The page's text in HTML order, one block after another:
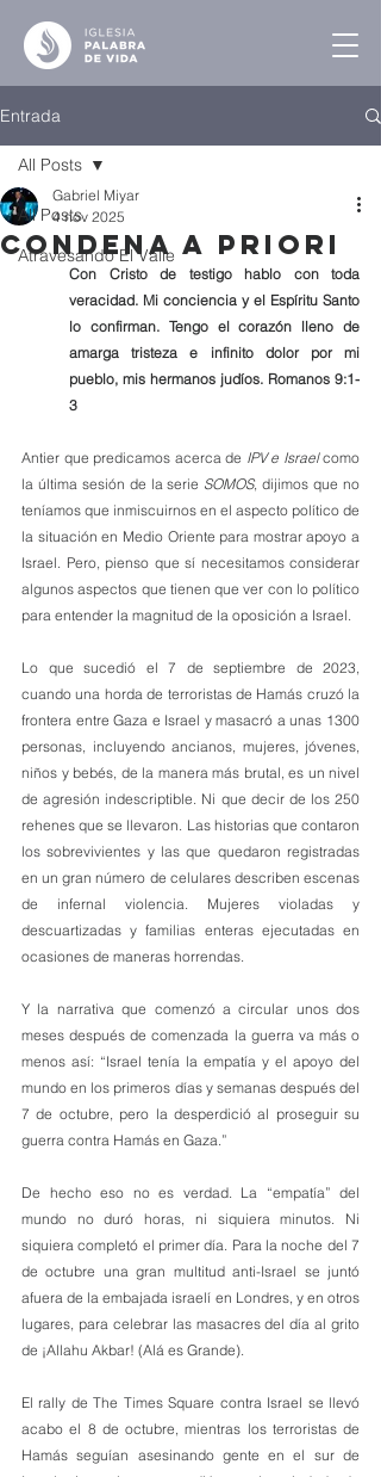
Entrada
All Posts
Atravesando El Valle
All Posts
Condena A Priori
Gabriel Miyar
4 nov 2025
Con Cristo de testigo hablo con toda
veracidad. Mi conciencia y el Espíritu Santo
lo confirman. Tengo el corazón lleno de
amarga tristeza e infinito dolor por mi
pueblo, mis hermanos judíos. Romanos 9:1-
3
Antier que predicamos acerca de IPV e Israel como
la última sesión de la serie SOMOS, dijimos que no
teníamos que inmiscuirnos en el aspecto político de
la situación en Medio Oriente para mostrar apoyo a
Israel. Pero, pienso que sí necesitamos considerar
algunos aspectos que tienen que ver con lo político
para entender la magnitud de la oposición a Israel.
Lo que sucedió el 7 de septiembre de 2023,
cuando una horda de terroristas de Hamás cruzó la
frontera entre Gaza e Israel y masacró a unas 1300
personas, incluyendo ancianos, mujeres, jóvenes,
niños y bebés, de la manera más brutal, es un nivel
de agresión indescriptible. Ni que decir de los 250
rehenes que se llevaron. Las historias que contaron
los sobrevivientes y las que quedaron registradas
en un gran número de celulares describen escenas
de infernal violencia. Mujeres violadas y
descuartizadas y familias enteras ejecutadas en
ocasiones de maneras horrendas.
Y la narrativa que comenzó a circular unos dos
meses después de comenzada la guerra va más o
menos así: “Israel tenía la empatía y el apoyo del
mundo en los primeros días y semanas después del
7 de octubre, pero la desperdició al proseguir su
guerra contra Hamás en Gaza.”
De hecho eso no es verdad. La “empatía” del
mundo no duró horas, ni siquiera minutos. Ni
siquiera completó el primer día. Para la noche del 7
de octubre una gran multitud anti-Israel se juntó
afuera de la embajada israelí en Londres, y en otros
lugares, para celebrar las masacres del día al grito
de ¡Allahu Akbar! (Alá es Grande).
El rally de The Times Square contra Israel se llevó
acabo el 8 de octubre, mientras los terroristas de
Hamás seguían asesinando gente en el sur de